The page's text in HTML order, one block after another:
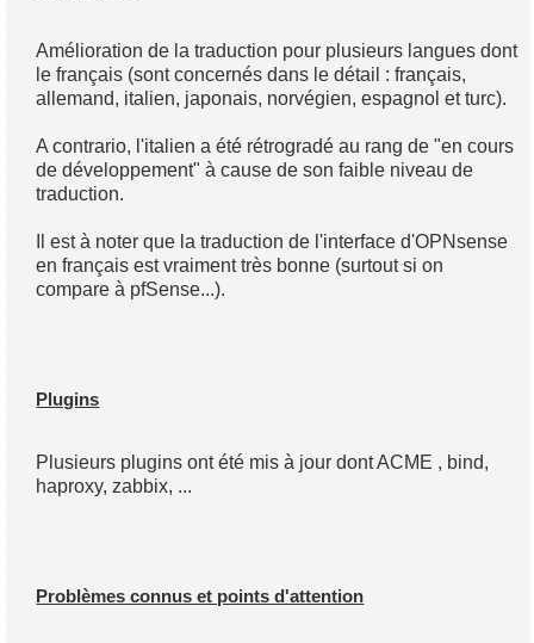
Amélioration de la traduction pour plusieurs langues dont
le français (sont concernés dans le détail : français,
allemand, italien, japonais, norvégien, espagnol et turc).
A contrario, l'italien a été rétrogradé au rang de "en cours
de développement" à cause de son faible niveau de
traduction.
Il est à noter que la traduction de l'interface d'OPNsense
en français est vraiment très bonne (surtout si on
compare à pfSense...).
Plugins
Plusieurs plugins ont été mis à jour dont ACME , bind,
haproxy, zabbix, ...
Problèmes connus et points d'attention